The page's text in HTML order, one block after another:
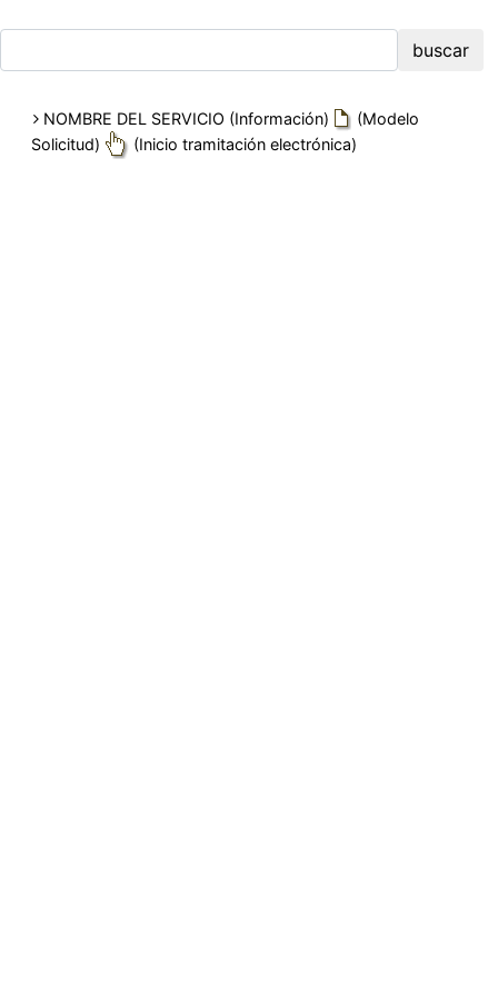
buscar
NOMBRE DEL SERVICIO (Información)
(Modelo
Solicitud)
(Inicio tramitación electrónica)